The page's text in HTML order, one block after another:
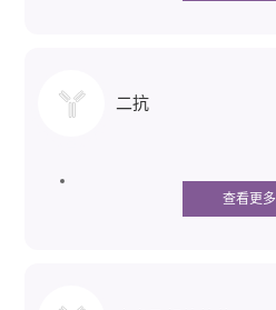
二抗
查看更多